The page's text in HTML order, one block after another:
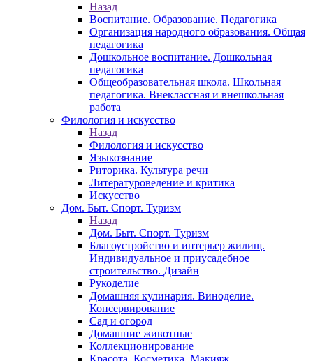
Назад
Воспитание. Образование. Педагогика
Организация народного образования. Общая
педагогика
Дошкольное воспитание. Дошкольная
педагогика
Общеобразовательная школа. Школьная
педагогика. Внеклассная и внешкольная
работа
Филология и искусство
Назад
Филология и искусство
Языкознание
Риторика. Культура речи
Литературоведение и критика
Искусство
Дом. Быт. Спорт. Туризм
Назад
Дом. Быт. Спорт. Туризм
Благоустройство и интерьер жилищ.
Индивидуальное и приусадебное
строительство. Дизайн
Рукоделие
Домашняя кулинария. Виноделие.
Консервирование
Сад и огород
Домашние животные
Коллекционирование
Красота. Косметика. Макияж